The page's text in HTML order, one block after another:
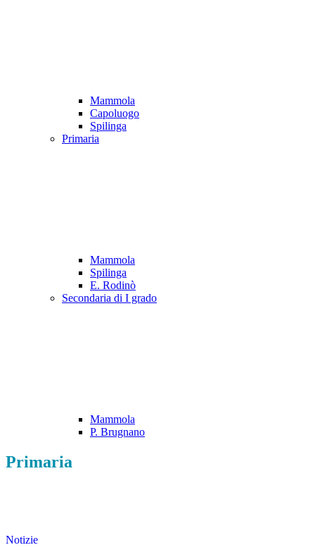
Mammola
Capoluogo
Spilinga
Primaria
Mammola
Spilinga
E. Rodinò
Secondaria di I grado
Mammola
P. Brugnano
Primaria
Notizie